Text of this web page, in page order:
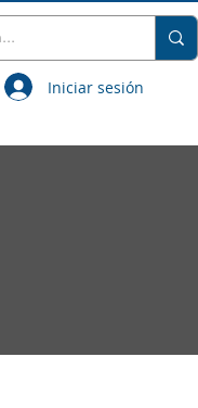
Iniciar sesión